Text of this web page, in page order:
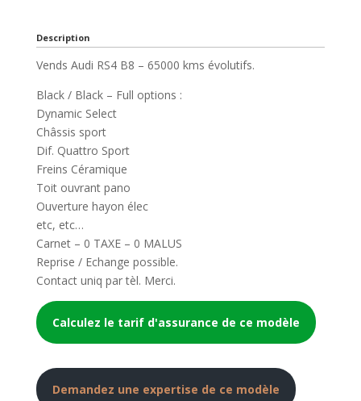
Description
Vends Audi RS4 B8 – 65000 kms évolutifs.
Black / Black – Full options :
Dynamic Select
Châssis sport
Dif. Quattro Sport
Freins Céramique
Toit ouvrant pano
Ouverture hayon élec
etc, etc…
Carnet – 0 TAXE – 0 MALUS
Reprise / Echange possible.
Contact uniq par tèl. Merci.
Calculez le tarif d'assurance de ce modèle
Demandez une expertise de ce modèle